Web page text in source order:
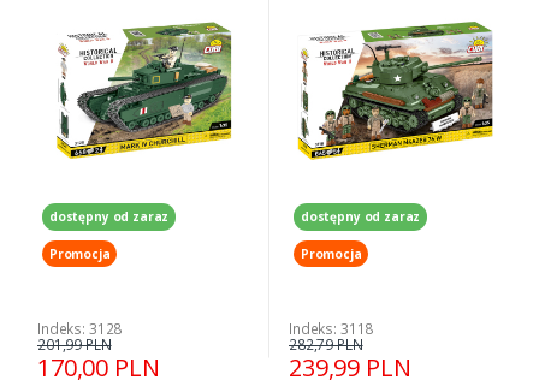
dostępny od zaraz
Promocja
Indeks: 3128
170,00 PLN
201,99 PLN
dostępny od zaraz
Promocja
Indeks: 3118
239,99 PLN
282,79 PLN